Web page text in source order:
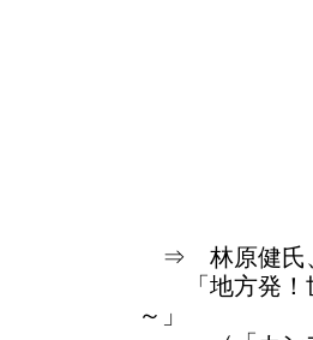
⇒ 林原健氏
「地方発！世
～」